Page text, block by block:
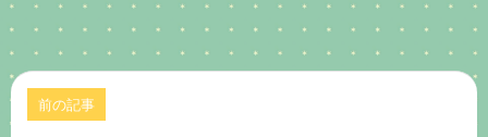
前の記事